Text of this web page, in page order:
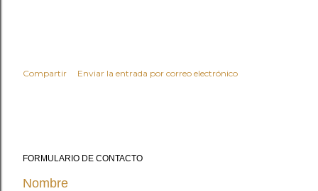
Compartir Enviar la entrada por correo electrónico
FORMULARIO DE CONTACTO
Nombre